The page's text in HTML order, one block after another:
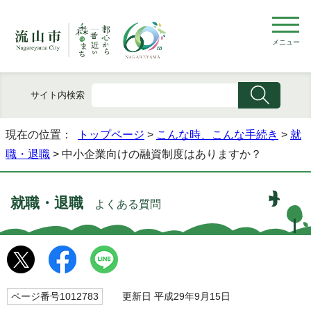
メニュー
サイト内検索
現在の位置： トップページ > こんな時、こんな手続き > 就
職・退職 > 中小企業向けの融資制度はありますか？
就職・退職 よくある質問
ページ番号1012783 更新日 平成29年9月15日